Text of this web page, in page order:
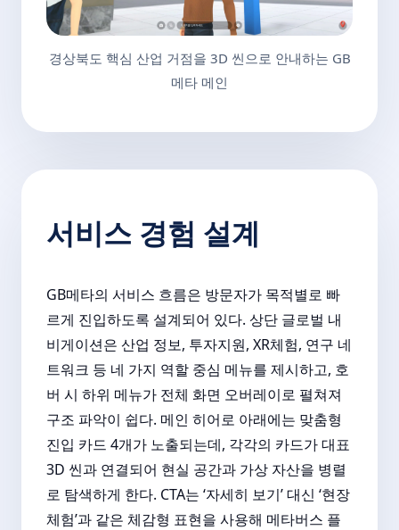
경상북도 핵심 산업 거점을 3D 씬으로 안내하는 GB
메타 메인
서비스 경험 설계
GB메타의 서비스 흐름은 방문자가 목적별로 빠
르게 진입하도록 설계되어 있다. 상단 글로벌 내
비게이션은 산업 정보, 투자지원, XR체험, 연구 네
트워크 등 네 가지 역할 중심 메뉴를 제시하고, 호
버 시 하위 메뉴가 전체 화면 오버레이로 펼쳐져
구조 파악이 쉽다. 메인 히어로 아래에는 맞춤형
진입 카드 4개가 노출되는데, 각각의 카드가 대표
3D 씬과 연결되어 현실 공간과 가상 자산을 병렬
로 탐색하게 한다. CTA는 ‘자세히 보기’ 대신 ‘현장
체험’과 같은 체감형 표현을 사용해 메타버스 플